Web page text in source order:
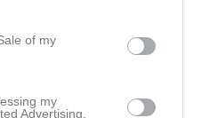
of my
my
Advertising.
ert första album